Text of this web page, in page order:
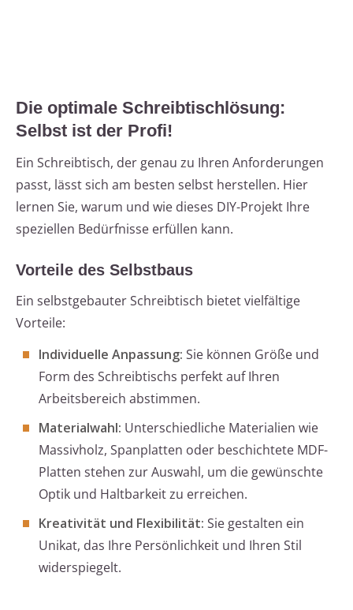
Die optimale Schreibtischlösung:
Selbst ist der Profi!
Ein Schreibtisch, der genau zu Ihren Anforderungen
passt, lässt sich am besten selbst herstellen. Hier
lernen Sie, warum und wie dieses DIY-Projekt Ihre
speziellen Bedürfnisse erfüllen kann.
Vorteile des Selbstbaus
Ein selbstgebauter Schreibtisch bietet vielfältige
Vorteile:
Individuelle Anpassung: Sie können Größe und
Form des Schreibtischs perfekt auf Ihren
Arbeitsbereich abstimmen.
Materialwahl: Unterschiedliche Materialien wie
Massivholz, Spanplatten oder beschichtete MDF-
Platten stehen zur Auswahl, um die gewünschte
Optik und Haltbarkeit zu erreichen.
Kreativität und Flexibilität: Sie gestalten ein
Unikat, das Ihre Persönlichkeit und Ihren Stil
widerspiegelt.